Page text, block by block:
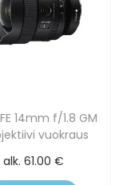
14mm f/1.8 GM
vuokraus
alk. 61.00 €